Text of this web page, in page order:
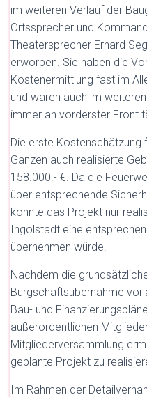
im weiteren Verlauf der
Ortssprecher und
Theatersprecher Erhard
erworben. Sie haben die
Kostenermittlung fast im
und waren auch im
immer an vorderster Front
Die erste Kostenschätzung
Ganzen auch realisierte
158.000.- €. Da die
über entsprechende
konnte das Projekt nur
Ingolstadt eine
übernehmen würde.
Nachdem die
Bürgschaftsübernahme
Bau- und
außerordentlichen
Mitgliederversammlung
geplante Projekt zu
Im Rahmen der